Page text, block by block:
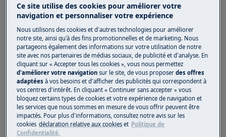
effectués que par des ingénieurs de service
qualifiés et autorisés.
Cette plateforme n'est pas équipée d'un
interrupteur ON/OFF.
Avant d'accéder aux composants internes,
retirez la fiche de la prise pour couper
l'alimentation électrique.
Certains composants de la partie mécanique
peuvent provoquer des blessures, portez donc
Ce site utilise des cookies pour améliorer votre
navigation et personnaliser votre expérience
Nous utilisons des cookies et d'autres technologies pour améliorer
notre site, ainsi qu'à des fins promotionnelles et de marketing. Nous
partageons également des informations sur votre utilisation de notre
site avec nos partenaires de médias sociaux, de publicité et d'analyse. En
cliquant sur « Accepter tous les cookies », vous nous permettez
d'améliorer votre navigation sur le site, de vous proposerdes offres
adaptées à vos besoins et d'afficher des publicités qui correspondent à
vos centres d'intérêt. En cliquant « Continuer sans accepter » vous
bloquez certains types de cookies et votre expérience de navigation et
les services que nous sommes en mesure de vous offrir peuvent être
impactés. Pour plus d'informations, consultez notre avis sur les
cookies déclaration relative aux cookies et Politique de
Confidentialité.